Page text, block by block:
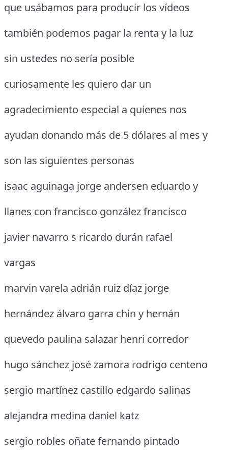
que usábamos para producir los vídeos
también podemos pagar la renta y la luz
sin ustedes no sería posible
curiosamente les quiero dar un
agradecimiento especial a quienes nos
ayudan donando más de 5 dólares al mes y
son las siguientes personas
isaac aguinaga jorge andersen eduardo y
llanes con francisco gonzález francisco
javier navarro s ricardo durán rafael
vargas
marvin varela adrián ruiz díaz jorge
hernández álvaro garra chin y hernán
quevedo paulina salazar henri corredor
hugo sánchez josé zamora rodrigo centeno
sergio martínez castillo edgardo salinas
alejandra medina daniel katz
sergio robles oñate fernando pintado